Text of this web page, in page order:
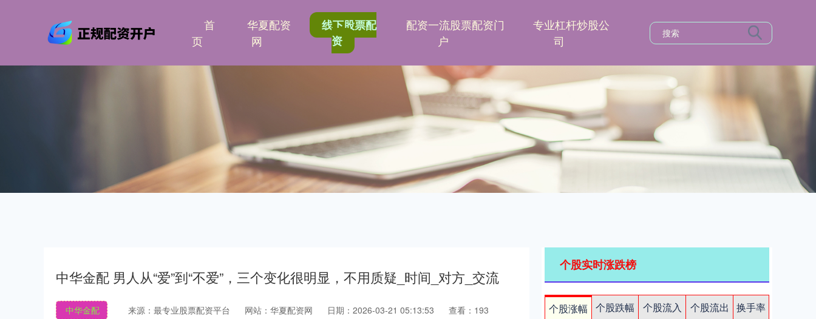
首
页
华夏配资
网
线下股票配
资
配资一流股票配资门
户
专业杠杆炒股公
司
中华金配 男人从“爱”到“不爱”，三个变化很明显，不用质疑_时间_对方_交流
中华金配 来源：最专业股票配资平台 网站：华夏配资网 日期：2026-03-21 05:13:53 查看：193
个股实时涨跌榜
个股涨幅 个股跌幅 个股流入 个股流出
换手率